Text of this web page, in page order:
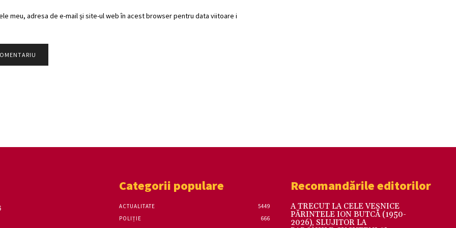
meu, adresa de e-mail și site-ul web în acest browser pentru data viitoare i
Categorii populare
ACTUALITATE
5449
POLIȚIE
666
Recomandările editorilor
A TRECUT LA CELE VEȘNICE
PĂRINTELE ION BUTCĂ (1950-
2026), SLUJITOR LA